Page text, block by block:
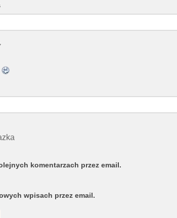
komentarzach przez email.
wpisach przez email.